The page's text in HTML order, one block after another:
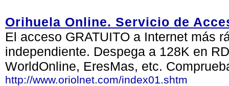
Orihuela Online. Servicio de
El acceso GRATUITO a Internet más
independiente. Despega a 128K en
WorldOnline, EresMas, etc.
http://www.oriolnet.com/index01.shtm